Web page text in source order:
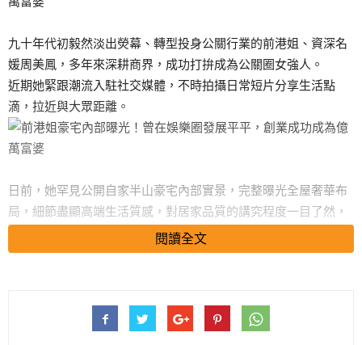
九十年代初毅然淡出熒幕、轉型投身公關行業的前港姐、資深名
媛周美鳳，多年來深耕商界，成功打拚成為公關圈女強人。
近期她緊跟潮流入駐社交媒體，不時拍攝日常短片分享生活點
滴，拉近與大眾距離。
日前，她罕見公開自家半山豪宅內部實景，完整曝光全屋奢華布
局，細節盡顯高端生活質感，對居家品質的講究程度一目了然，
這座半山豪宅地理位置得天獨厚，露台坐擁居高臨下開闊視野，
閱讀全文